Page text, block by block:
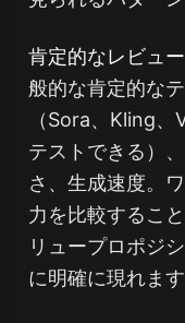
肯定的なレビュ
般的な肯定的な
（Sora、Kling
テストできる）
さ、生成速度。
力を比較するこ
リュープロポジ
に明確に現れます